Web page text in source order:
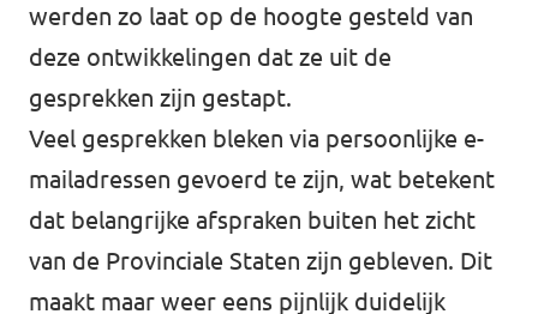
werden zo laat op de hoogte gesteld van
deze ontwikkelingen dat ze uit de
gesprekken zijn gestapt.
Veel gesprekken bleken via persoonlijke e-
mailadressen gevoerd te zijn, wat betekent
dat belangrijke afspraken buiten het zicht
van de Provinciale Staten zijn gebleven. Dit
maakt maar weer eens pijnlijk duidelijk